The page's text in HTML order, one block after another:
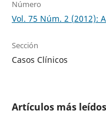
Número
Vol. 75 Núm. 2 (2012):
Sección
Casos Clínicos
Artículos más